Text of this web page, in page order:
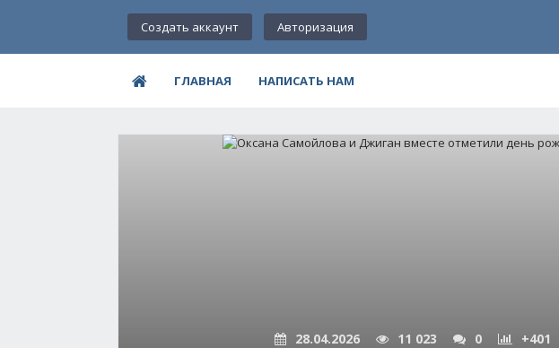
Создать аккаунт Авторизация
ГЛАВНАЯ НАПИСАТЬ НАМ
28.04.2026 11 023 0 +401